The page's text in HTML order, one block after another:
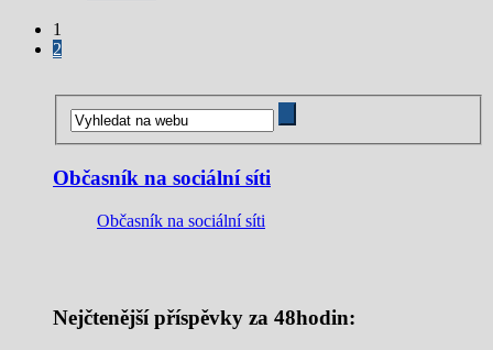
1
2
Občasník na sociální síti
Občasník na sociální síti
Nejčtenější příspěvky za 48hodin: